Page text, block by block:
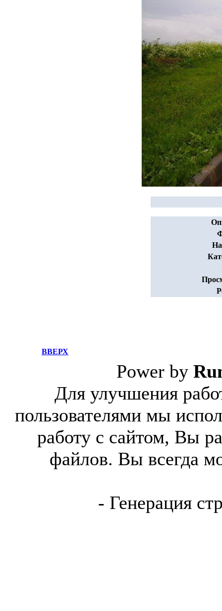
ВВЕРХ
Power by
Для улучшения
пользователями мы
работу с сайтом, Вы
файлов. Вы всегда
- Генерация